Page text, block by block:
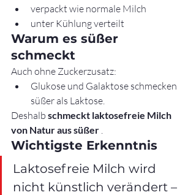
verpackt wie normale Milch
unter Kühlung verteilt
Warum es süßer
schmeckt
Auch ohne Zuckerzusatz:
Glukose und Galaktose schmecken
süßer als Laktose.
Deshalb schmeckt laktosefreie Milch
von Natur aus süßer .
Wichtigste Erkenntnis
Laktosefreie Milch wird
nicht künstlich verändert –